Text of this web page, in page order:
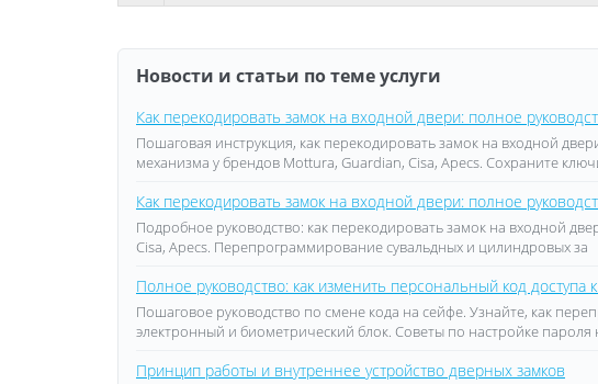
Новости и статьи по теме услуги
Как перекодировать замок на входной двери: полное
Пошаговая инструкция, как перекодировать замок на входной
механизма у брендов Mottura, Guardian, Cisa, Apecs. Сохраните
Как перекодировать замок на входной двери: полное
Подробное руководство: как перекодировать замок на входной
Cisa, Apecs. Перепрограммирование сувальдных и цилиндровых за
Полное руководство: как изменить персональный код доступа
Пошаговое руководство по смене кода на сейфе. Узнайте, как
электронный и биометрический блок. Советы по настройке пароля
Принцип работы и внутреннее устройство дверных замков